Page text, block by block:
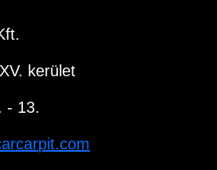
kerület
- 13.